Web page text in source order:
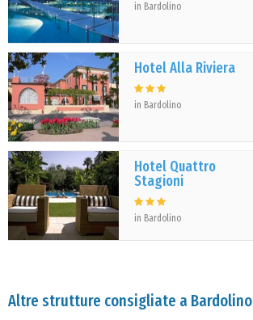
in Bardolino
Hotel Alla Riviera
in Bardolino
Hotel Quattro
Stagioni
in Bardolino
Altre strutture consigliate a Bardolino